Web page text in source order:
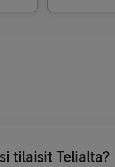
tilaisit Telialta?